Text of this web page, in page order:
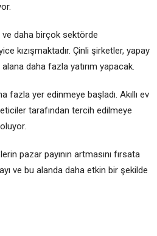
ve daha birçok sektörde
kızışmaktadır. Çinli şirketler, yapay
daha fazla yatırım yapacak.
yer edinmeye başladı. Akıllı ev
tarafından tercih edilmeye
pazar payının artmasını fırsata
ve bu alanda daha etkin bir şekilde